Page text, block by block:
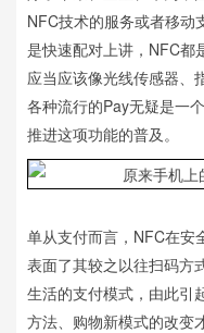
NFC技术的服务或者移动
是快速配对上讲，NFC都
应当应该像光线传感器、
各种流行的Pay无疑是一
推进这项功能的普及。
单从支付而言，NFC在安
表面了其较之以往扫码方
生活的支付模式，由此引
方法、购物新模式的改变